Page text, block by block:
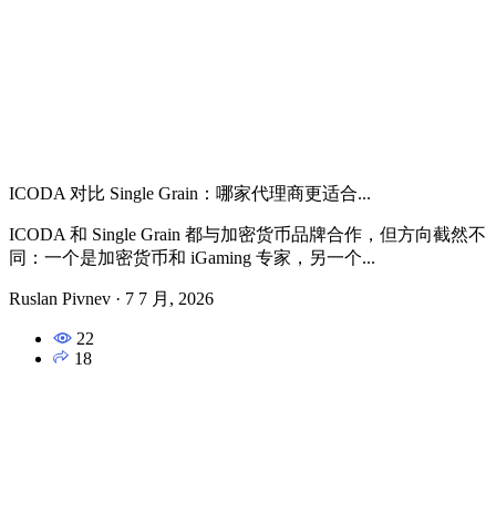
ICODA 对比 Single Grain：哪家代理商更适合...
ICODA 和 Single Grain 都与加密货币品牌合作，但方向截然不
同：一个是加密货币和 iGaming 专家，另一个...
Ruslan Pivnev · 7 7 月, 2026
22
18